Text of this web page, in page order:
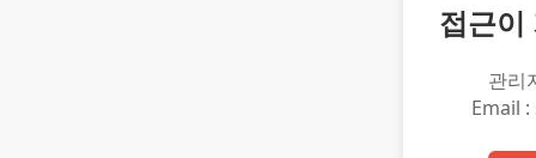
접근이
관리
Email